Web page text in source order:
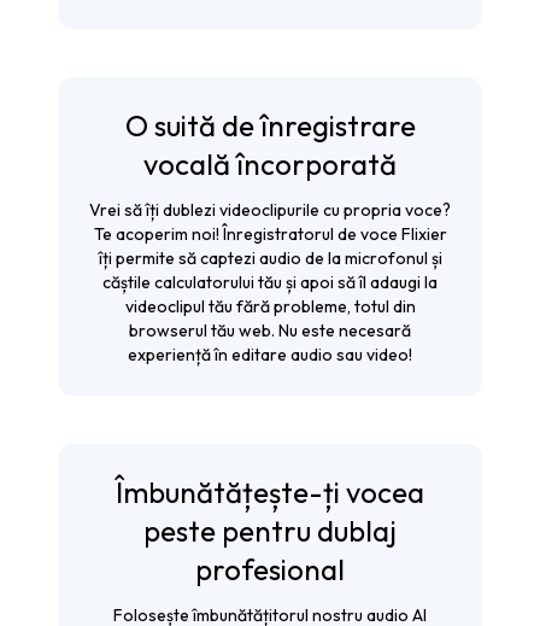
O suită de înregistrare
vocală încorporată
Vrei să îți dublezi videoclipurile cu propria voce?
Te acoperim noi!Înregistratorul de voce Flixier
îți permite să captezi audio de la microfonul și
căștile calculatorului tău și apoi să îl adaugi la
videoclipul tău fără probleme, totul din
browserul tău web. Nu este necesară
experiență în editare audio sau video!
Îmbunătățește-ți vocea
peste pentru dublaj
profesional
Foloseșteîmbunătățitorul nostru audio AI